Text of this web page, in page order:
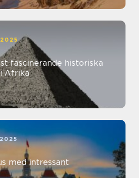
fascinerande historiska
Afrika
med intressant